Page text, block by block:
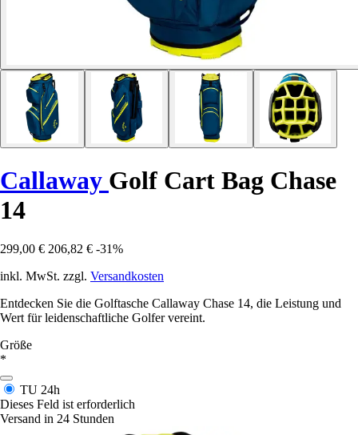
Callaway Golf Cart Bag Chase
14
299,00 € 206,82 € -31%
inkl. MwSt. zzgl. Versandkosten
Entdecken Sie die Golftasche Callaway Chase 14, die Leistung und
Wert für leidenschaftliche Golfer vereint.
Größe
*
TU 24h
Dieses Feld ist erforderlich
Versand in 24 Stunden